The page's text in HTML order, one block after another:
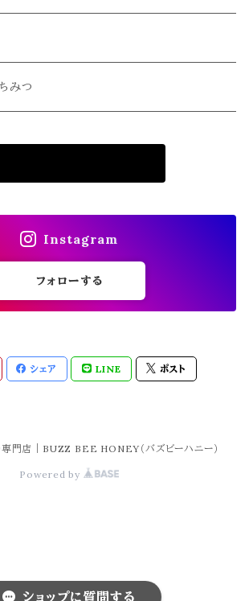
ショップに質問する
みつ
Instagram
フォローする
シェア LINE ポスト
門店｜BUZZ BEE HONEY（バズビーハニー）
Powered by